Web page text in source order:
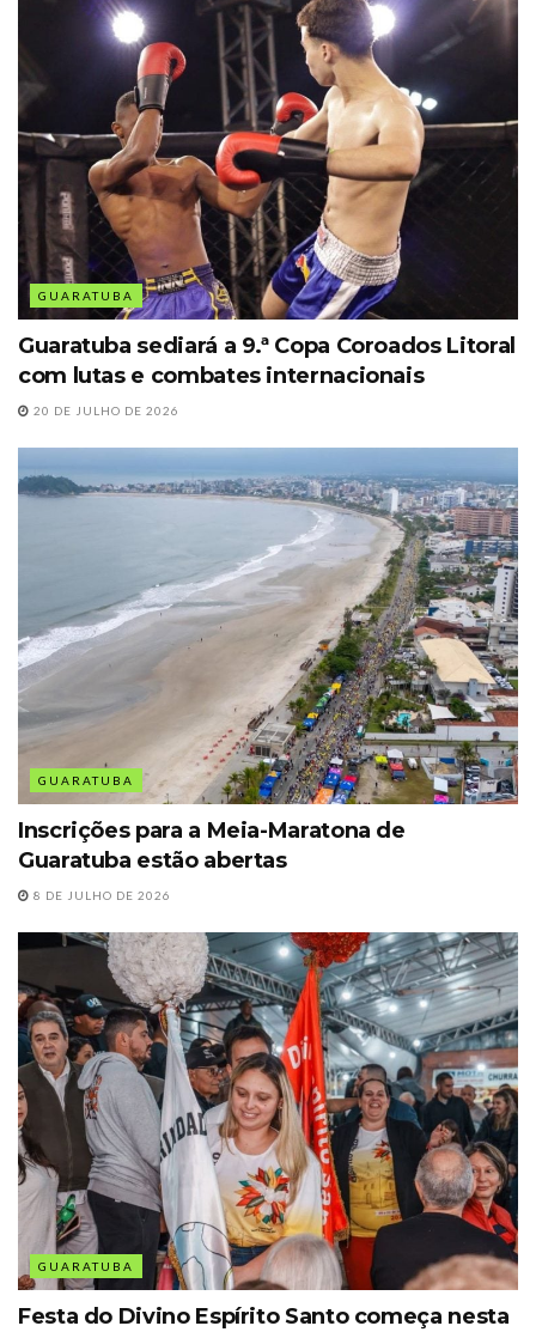
GUARATUBA
Guaratuba sediará a 9.ª Copa Coroados Litoral
com lutas e combates internacionais
20 DE JULHO DE 2026
GUARATUBA
Inscrições para a Meia-Maratona de
Guaratuba estão abertas
8 DE JULHO DE 2026
GUARATUBA
Festa do Divino Espírito Santo começa nesta